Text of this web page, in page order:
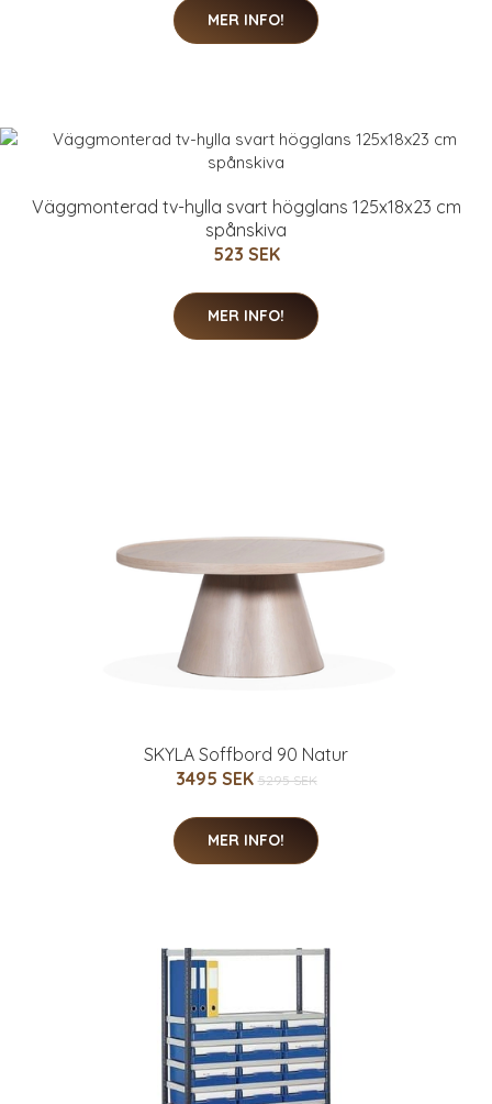
MER INFO!
Väggmonterad tv-hylla svart högglans 125x18x23 cm
spånskiva
523 SEK
MER INFO!
SKYLA Soffbord 90 Natur
3495 SEK 5295 SEK
MER INFO!